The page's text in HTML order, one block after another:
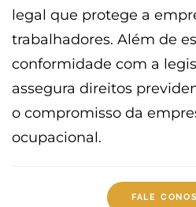
legal que protege a
trabalhadores. Além de
conformidade com a
assegura direitos
o compromisso da
ocupacional.
FALE